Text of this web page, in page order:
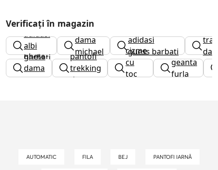
Verificați în magazin
adidasi
albi
barbati
ceas
dama
michael
kors
adidasi
guess barbati
ghete
dama
guess
pantofi
trekking
dama
cizme
cu
toc
geanta
furla
AUTOMATIC FILA BEJ PANTOFI IARNĂ